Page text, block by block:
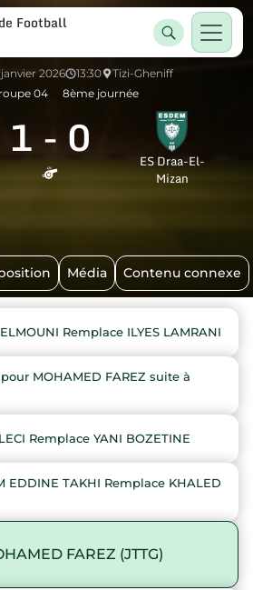
Football
2026 13:30
Tizi-Gheniff
04
8ème journée
1 - 0
ES Draa-El-
Mizan
Média Contenu connexe
Remplace ILYES LAMRANI
MOHAMED FAREZ suite à
Remplace YANI BOZETINE
EDDINE TAKHI Remplace KHALED
FAREZ (JTTG)